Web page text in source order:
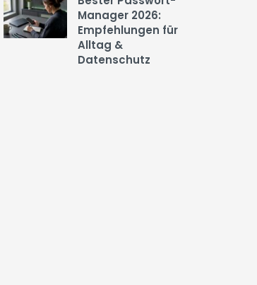
Manager 2026:
Empfehlungen für
Alltag &
Datenschutz